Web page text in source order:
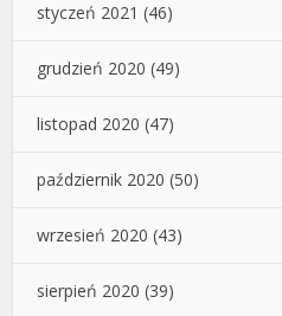
styczeń 2021 (46)
grudzień 2020 (49)
listopad 2020 (47)
październik 2020 (50)
wrzesień 2020 (43)
sierpień 2020 (39)